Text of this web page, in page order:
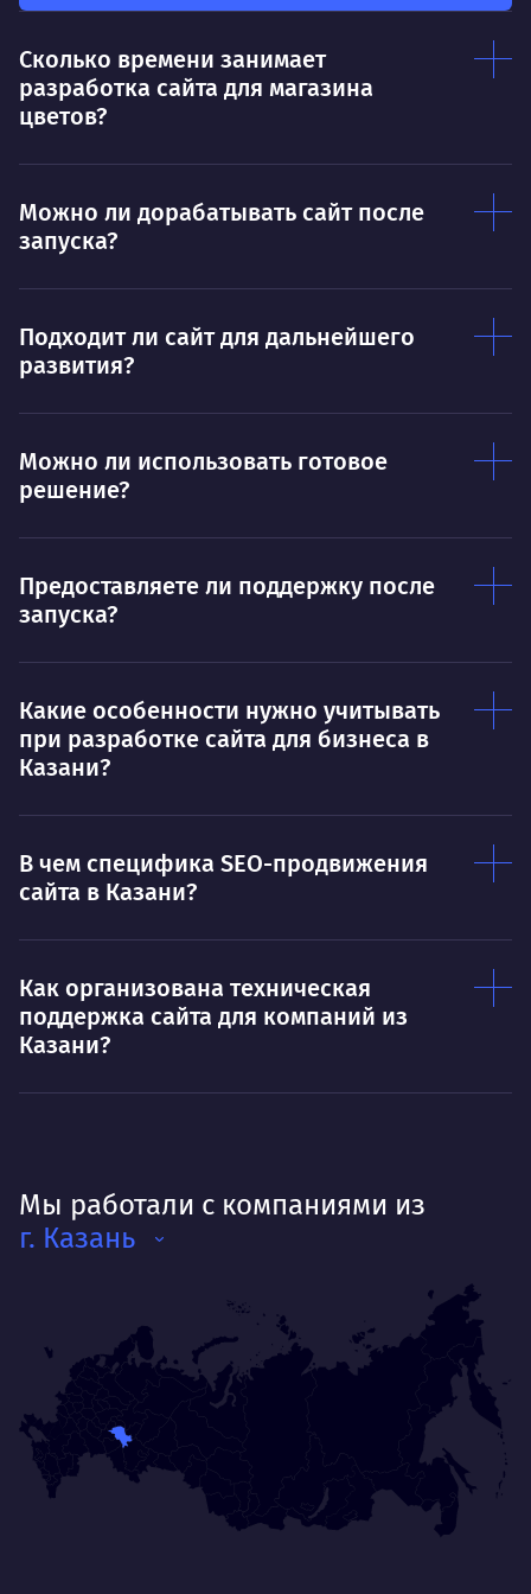
Нравится
Дышать. Без этого совсем не могу.
Умею
Договариваться.
сказано.
О
Сколько времени занимает
разработка сайта для магазина
цветов?
Можно ли дорабатывать сайт после
запуска?
Подходит ли сайт для дальнейшего
развития?
Можно ли использовать готовое
решение?
Предоставляете ли поддержку после
запуска?
Какие особенности нужно учитывать
при разработке сайта для бизнеса в
Казани?
В чем специфика SEO-продвижения
сайта в Казани?
Как организована техническая
поддержка сайта для компаний из
Казани?
Мы работали с компаниями из
г. Казань